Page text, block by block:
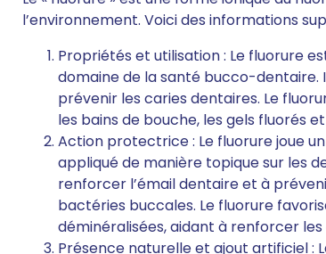
l’environnement. Voici des informations
Propriétés et utilisation : Le fluorure
domaine de la santé bucco-
prévenir les caries dentaires. Le
les bains de bouche, les gels fluorés
Action protectrice : Le fluorure joue
appliqué de manière topique sur les
renforcer l’émail dentaire et à
bactéries buccales. Le fluorure
déminéralisées, aidant à renforcer
Présence naturelle et ajout artificiel :